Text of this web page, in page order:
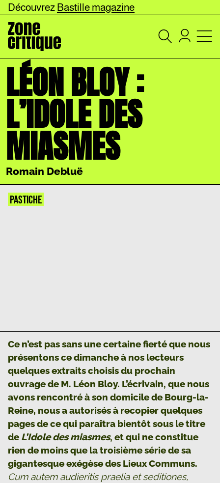
Découvrez Bastille magazine
LÉON BLOY :
L’IDOLE DES
MIASMES
Romain Debluë
PASTICHE
Ce n’est pas sans une certaine fierté que nous
présentons ce dimanche à nos lecteurs
quelques extraits choisis du prochain
ouvrage de M. Léon Bloy. L’écrivain, que nous
avons rencontré à son domicile de Bourg-la-
Reine, nous a autorisés à recopier quelques
pages de ce qui paraîtra bientôt sous le titre
de L’Idole des miasmes, et qui ne constitue
rien de moins que la troisième série de sa
gigantesque exégèse des Lieux Communs.
Cum autem audieritis praelia et seditiones,